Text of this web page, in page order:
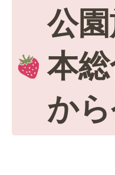
公
本
か